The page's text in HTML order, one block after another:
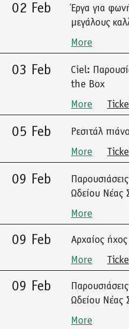
02 Feb
Έργα για
μεγάλους
More
03 Feb
Ciel:
the Box
More
05 Feb
Ρεσιτάλ
More
09 Feb
Ωδείου Νέας
More
09 Feb
Αρχαίος ήχος
More
09 Feb
Ωδείου Νέας
More